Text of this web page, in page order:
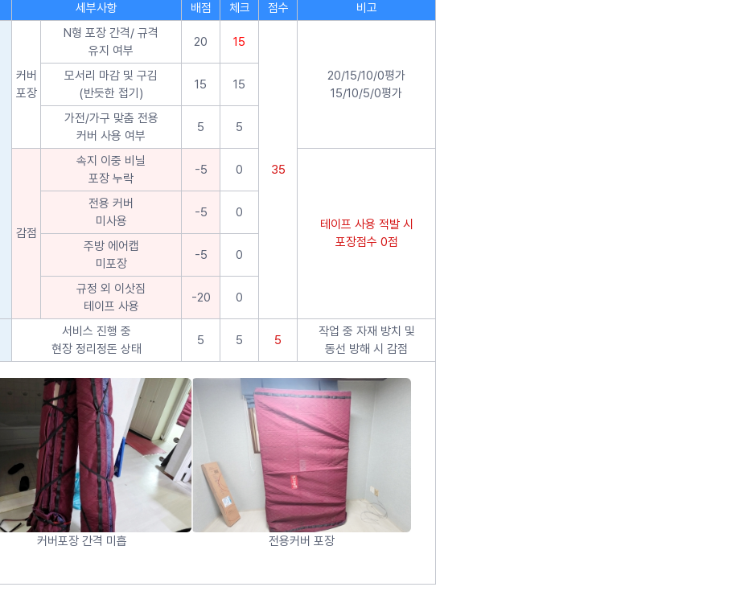
세부사항 배점 체크 점수 비고
커버
포장
N형 포장 간격/ 규격
유지 여부
20 15
35
20/15/10/0평가
15/10/5/0평가
모서리 마감 및 구김
(반듯한 접기)
15 15
가전/가구 맞춤 전용
커버 사용 여부
5 5
감점
속지 이중 비닐
포장 누락
-5 0
테이프 사용 적발 시
포장점수 0점
전용 커버
미사용
-5 0
주방 에어캡
미포장
-5 0
규정 외 이삿짐
테이프 사용
-20 0
서비스 진행 중
현장 정리정돈 상태
5 5 5
작업 중 자재 방치 및
동선 방해 시 감점
커버포장 간격 미흡 전용커버 포장